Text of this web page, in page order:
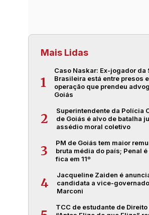
Mais Lidas
1
Caso Naskar: Ex-jogador da
Brasileira está entre presos
operação que prendeu
Goiás
2
Superintendente da Polícia
de Goiás é alvo de batalha
assédio moral coletivo
3
PM de Goiás tem maior
bruta média do país; Penal
fica em 11º
4
Jacqueline Zaiden é
candidata a vice-
Marconi
TCC de estudante de